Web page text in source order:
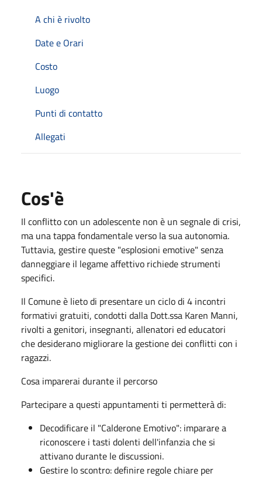
A chi è rivolto
Date e Orari
Costo
Luogo
Punti di contatto
Allegati
Cos'è
Il conflitto con un adolescente non è un segnale di crisi,
ma una tappa fondamentale verso la sua autonomia.
Tuttavia, gestire queste "esplosioni emotive" senza
danneggiare il legame affettivo richiede strumenti
specifici.
Il Comune è lieto di presentare un ciclo di 4 incontri
formativi gratuiti, condotti dalla Dott.ssa Karen Manni,
rivolti a genitori, insegnanti, allenatori ed educatori
che desiderano migliorare la gestione dei conflitti con i
ragazzi.
Cosa imparerai durante il percorso
Partecipare a questi appuntamenti ti permetterà di:
Decodificare il "Calderone Emotivo": imparare a
riconoscere i tasti dolenti dell'infanzia che si
attivano durante le discussioni.
Gestire lo scontro: definire regole chiare per